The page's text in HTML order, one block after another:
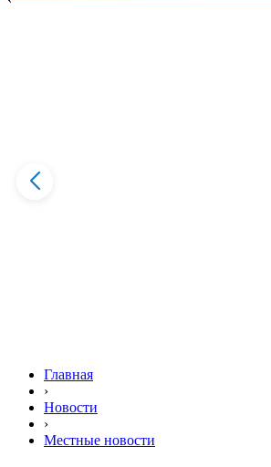
`
Главная
›
Новости
›
Местные новости